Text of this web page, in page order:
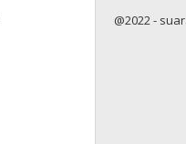
@2022 -